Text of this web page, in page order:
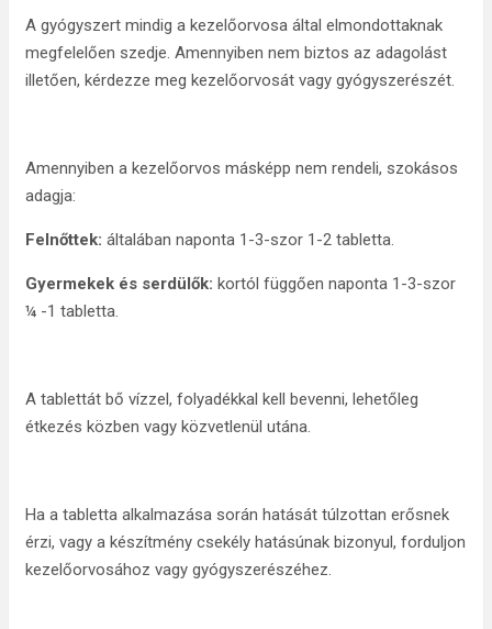
A gyógyszert mindig a kezelőorvosa által elmondottaknak
megfelelően szedje. Amennyiben nem biztos az adagolást
illetően, kérdezze meg kezelőorvosát vagy gyógyszerészét.
Amennyiben a kezelőorvos másképp nem rendeli, szokásos
adagja:
Felnőttek: általában naponta 1-3-szor 1-2 tabletta.
Gyermekek és serdülők: kortól függően naponta 1-3-szor
¼ -1 tabletta.
A tablettát bő vízzel, folyadékkal kell bevenni, lehetőleg
étkezés közben vagy közvetlenül utána.
Ha a tabletta alkalmazása során hatását túlzottan erősnek
érzi, vagy a készítmény csekély hatásúnak bizonyul, forduljon
kezelőorvosához vagy gyógyszerészéhez.